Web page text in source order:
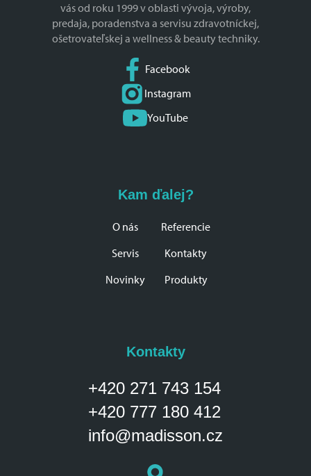
vás od roku 1999 v oblasti vývoja, výroby,
predaja, poradenstva a servisu zdravotníckej,
ošetrovateľskej a wellness & beauty techniky.
Facebook
Instagram
YouTube
Kam ďalej?
O nás
Referencie
Servis
Kontakty
Novinky
Produkty
Kontakty
+420 271 743 154
+420 777 180 412
info@madisson.cz